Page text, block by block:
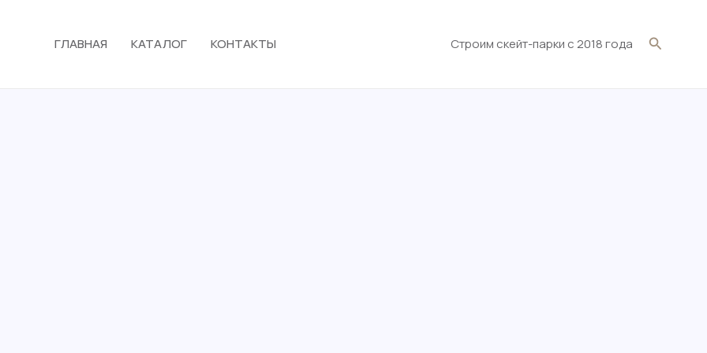
ГЛАВНАЯ КАТАЛОГ КОНТАКТЫ Строим скейт-парки c 2018 года Поиск